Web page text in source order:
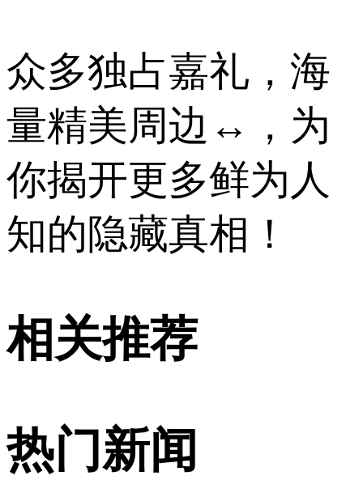
众多独占嘉礼，海
量精美周边↔，为
你揭开更多鲜为人
知的隐藏真相！
相关推荐
热门新闻